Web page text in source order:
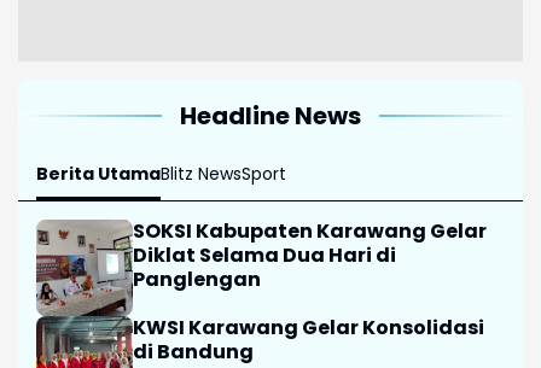
Headline News
Berita UtamaBlitz NewsSport
SOKSI Kabupaten Karawang Gelar
Diklat Selama Dua Hari di
Panglengan
KWSI Karawang Gelar Konsolidasi
di Bandung